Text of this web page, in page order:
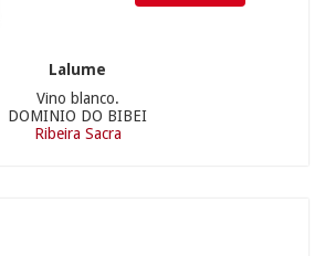
Lalume
Vino blanco.
DOMINIO DO BIBEI
Ribeira Sacra29.35